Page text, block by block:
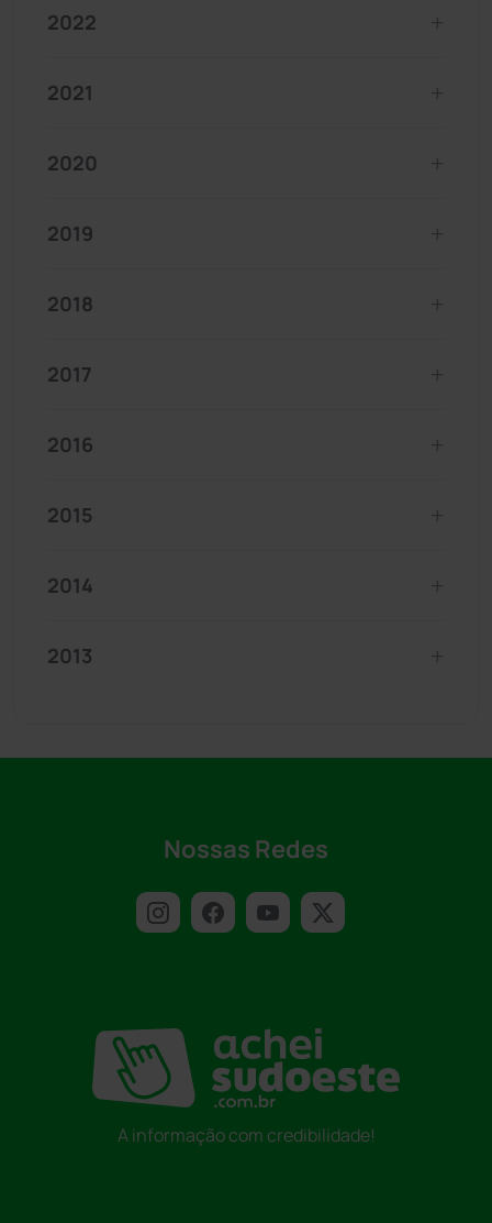
2022
2021
2020
2019
2018
2017
2016
2015
2014
2013
Nossas Redes
A informação com credibilidade!